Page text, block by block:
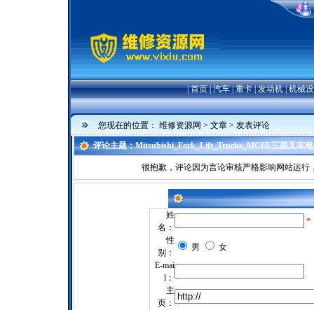
|首页|汽车|重卡|发动机|机械
您现在的位置： 维修资源网 > 文章 > 发表评论
评论主题：Mitsubishi_Fork_Lift_Trucks_MCFE三菱叉车
很抱歉，评论因为言论审核严格影响网站运行
姓
名：
*
性
别：
男
女
E-mai
l：
主
页：